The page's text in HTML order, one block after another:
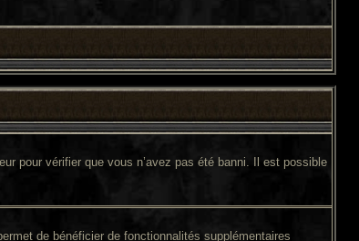
pour vérifier que vous n’avez pas été banni. Il est possible
de bénéficier de fonctionnalités supplémentaires